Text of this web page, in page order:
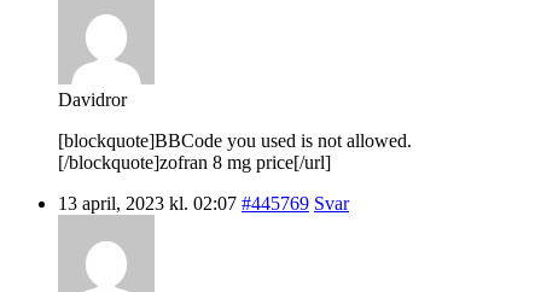
Davidror
[blockquote]BBCode you used is not allowed.
[/blockquote]zofran 8 mg price[/url]
13 april, 2023 kl. 02:07 #445769 Svar